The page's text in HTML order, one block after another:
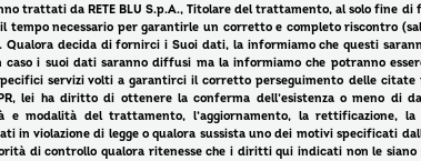
trattati da RETE BLU S.p.A., Titolare del trattamento, al solo fine
tempo necessario per garantirle un corretto e completo riscontro
Qualora decida di fornirci i Suoi dati, la informiamo che questi
i suoi dati saranno diffusi ma la informiamo che potranno
servizi volti a garantirci il corretto perseguimento delle
lei ha diritto di ottenere la conferma dell’esistenza o meno di
e modalità del trattamento, l’aggiornamento, la rettificazione,
in violazione di legge o qualora sussista uno dei motivi specificati
di controllo qualora ritenesse che i diritti qui indicati non le